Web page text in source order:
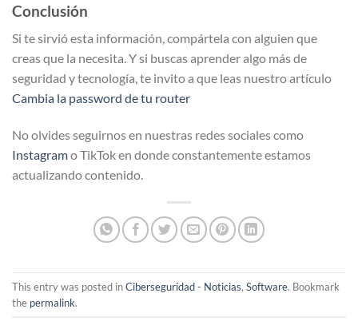
Conclusión
Si te sirvió esta información, compártela con alguien que
creas que la necesita. Y si buscas aprender algo más de
seguridad y tecnología, te invito a que leas nuestro artículo
Cambia la password de tu router
No olvides seguirnos en nuestras redes sociales como
Instagramo TikTok en donde constantemente estamos
actualizando contenido.
This entry was posted inCiberseguridad - Noticias, Software. Bookmark
the permalink.